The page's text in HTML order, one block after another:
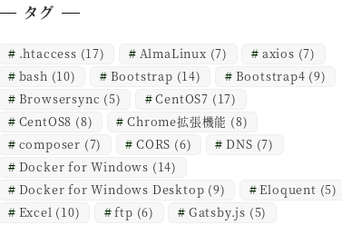
タグ
.htaccess (17) AlmaLinux (7) axios (7)
bash (10) Bootstrap (14) Bootstrap4 (9)
Browsersync (5) CentOS7 (17)
CentOS8 (8) Chrome拡張機能 (8)
composer (7) CORS (6) DNS (7)
Docker for Windows (14)
Docker for Windows Desktop (9) Eloquent (5)
Excel (10) ftp (6) Gatsby.js (5)